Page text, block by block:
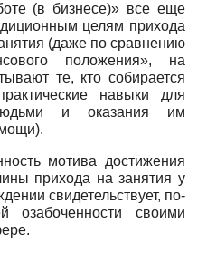
(в бизнесе)» все еще
целям прихода
(даже по сравнению
положения», на
те, кто собирается
навыки для
и оказания им
мотива достижения
прихода на занятия у
свидетельствует, по-
своими